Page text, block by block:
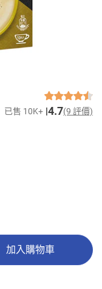
已售 10K+ 4.7(9 評價)
加入購物車